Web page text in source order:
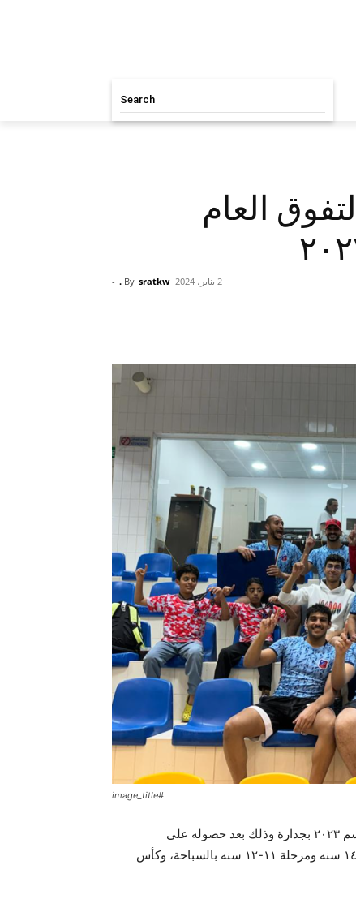
Search
العام
By sratkw .
- 2 يناير، 2024
#image_title
كأسي مرحلتي العمومي و١٣ سنة بكرة الماء، وكأسي مرحلة ١٣-١٤ سنه ومرحلة ١١-١٢ سنه بالسباحة، وكأس